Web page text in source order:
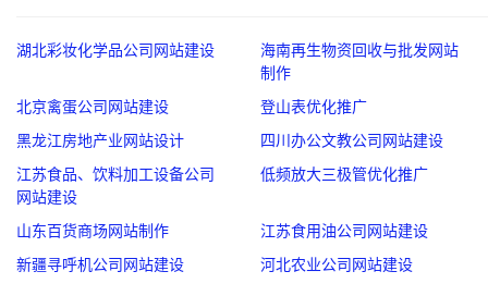
湖北彩妆化学品公司网站建设
海南再生物资回收与批发网站
制作
北京禽蛋公司网站建设
登山表优化推广
黑龙江房地产业网站设计
四川办公文教公司网站建设
江苏食品、饮料加工设备公司
网站建设
低频放大三极管优化推广
山东百货商场网站制作
江苏食用油公司网站建设
新疆寻呼机公司网站建设
河北农业公司网站建设